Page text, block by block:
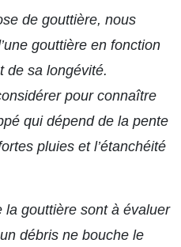
de gouttière, nous
gouttière en fonction
de sa longévité.
pour connaître
qui dépend de la pente
pluies et l’étanchéité
gouttière sont à évaluer
débris ne bouche le